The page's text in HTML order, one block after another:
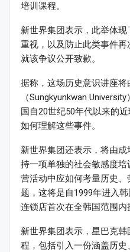
培训课程。
新世界集团表示，此举体
重视，以及防止此类事件
就该争议公开致歉。
据称，这场历史意识讲座将
（Sungkyunkwan
国自20世纪50年代以来的
如何理解这些事件。
新世界集团还表示，将由
持一项单独的社会敏感度
营活动中应如何考量历史
题，这将是自1999年进入
连锁店首次在全韩国范围内
新世界集团表示，星巴克
程，包括引入一份涵盖历